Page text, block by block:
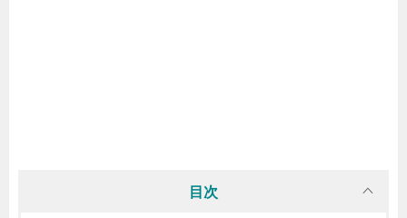
目次